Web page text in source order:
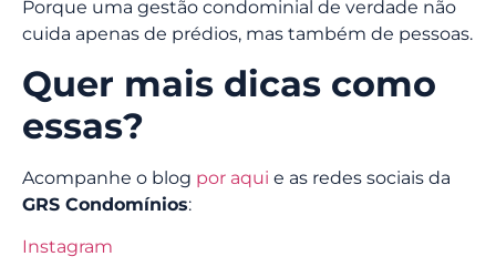
Porque uma gestão condominial de verdade não
cuida apenas de prédios, mas também de pessoas.
Quer mais dicas como
essas?
Acompanhe o blog por aqui e as redes sociais da
GRS Condomínios:
Instagram